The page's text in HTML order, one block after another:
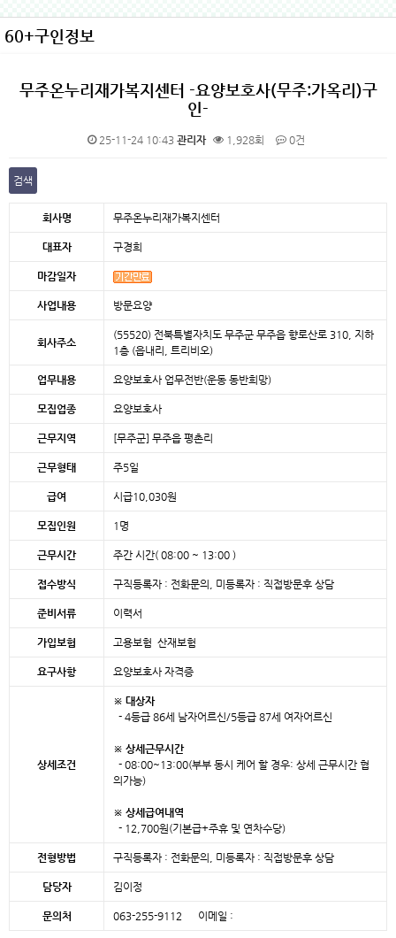
60+구인정보
무주온누리재가복지센터 -요양보호사(무주:가옥리)구
인-
25-11-24 10:43 관리자 1,928회 0건
검색
회사명 무주온누리재가복지센터
대표자 구경희
마감일자
사업내용 방문요양
회사주소
(55520) 전북특별자치도 무주군 무주읍 향로산로 310, 지하
1층 (읍내리, 트리비오)
업무내용 요양보호사 업무전반(운동 동반희망)
모집업종 요양보호사
근무지역 [무주군] 무주읍 평촌리
근무형태 주5일
급여 시급10,030원
모집인원 1명
근무시간 주간 시간( 08:00 ~ 13:00 )
접수방식 구직등록자 : 전화문의, 미등록자 : 직접방문후 상담
준비서류 이력서
가입보험 고용보험 산재보험
요구사항 요양보호사 자격증
상세조건
※ 대상자
- 4등급 86세 남자어르신/5등급 87세 여자어르신
※ 상세근무시간
- 08:00~13:00(부부 동시 케어 할 경우: 상세 근무시간 협
의가능)
※ 상세급여내역
- 12,700원(기본급+주휴 및 연차수당)
전형방법 구직등록자 : 전화문의, 미등록자 : 직접방문후 상담
담당자 김이정
문의처 063-255-9112 이메일 :